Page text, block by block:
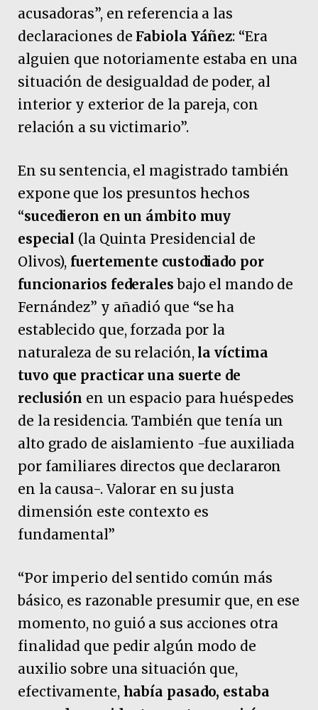
acusadoras”, en referencia a las
declaraciones de Fabiola Yáñez: “Era
alguien que notoriamente estaba en una
situación de desigualdad de poder, al
interior y exterior de la pareja, con
relación a su victimario”.
En su sentencia, el magistrado también
expone que los presuntos hechos
“sucedieron en un ámbito muy
especial (la Quinta Presidencial de
Olivos), fuertemente custodiado por
funcionarios federales bajo el mando de
Fernández” y añadió que “se ha
establecido que, forzada por la
naturaleza de su relación,la víctima
tuvo que practicar una suerte de
reclusión en un espacio para huéspedes
de la residencia. También que tenía un
alto grado de aislamiento -fue auxiliada
por familiares directos que declararon
en la causa-. Valorar en su justa
dimensión este contexto es
fundamental”
“Por imperio del sentido común más
básico, es razonable presumir que, en ese
momento, no guió a sus acciones otra
finalidad que pedir algún modo de
auxilio sobre una situación que,
efectivamente, había pasado, estaba